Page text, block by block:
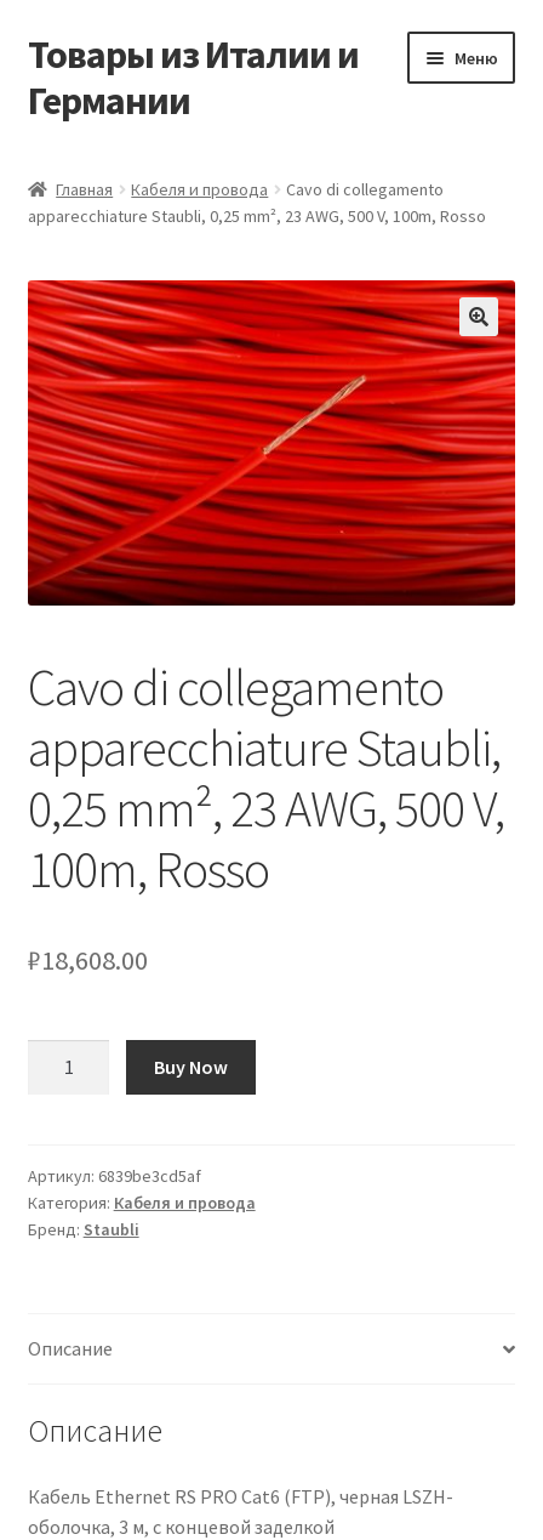
Перейти
навигации
Перейти
содержимому
Товары из Италии и
Германии
Меню
Виды доставки
Заказать товары из Европы
Контакты
Корзина
Мой аккаунт
Оставить отзыв
Оформление заказа
Подтверждение заказа
Сотрудничество
Главная Кабеля и провода
Cavo di collegamento
apparecchiature Staubli, 0,25 mm², 23 AWG, 500 V, 100m, Rosso
🔍
Cavo di collegamento
apparecchiature Staubli,
0,25 mm², 23 AWG, 500 V,
100m, Rosso
₽18,608.00
collegamento
apparecchiature
Staubli,
AWG,
V,
100m,
Buy Now
Артикул: 6839be3cd5af
Категория: Кабеля и провода
Бренд: Staubli
Описание
Описание
Кабель Ethernet RS PRO Cat6 (FTP), черная LSZH-
оболочка, 3 м, с концевой заделкой